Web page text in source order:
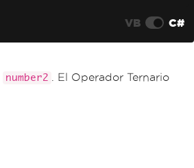
VB C#
number2
. El Operador Ternario